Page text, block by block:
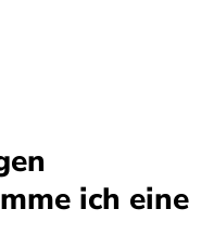
ich eine